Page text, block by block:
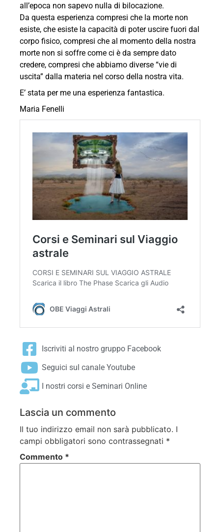
all’epoca non sapevo nulla di bilocazione.
Da questa esperienza compresi che la morte non
esiste, che esiste la capacità di poter uscire fuori dal
corpo fisico, compresi che al momento della nostra
morte non si soffre come ci è da sempre dato
credere, compresi che abbiamo diverse “vie di
uscita” dalla materia nel corso della nostra vita.
E’ stata per me una esperienza fantastica.
Maria Fenelli
Iscriviti al nostro gruppo Facebook
Seguici sul canale Youtube
I nostri corsi e Seminari Online
Lascia un commento
Il tuo indirizzo email non sarà pubblicato. I
campi obbligatori sono contrassegnati *
Commento *